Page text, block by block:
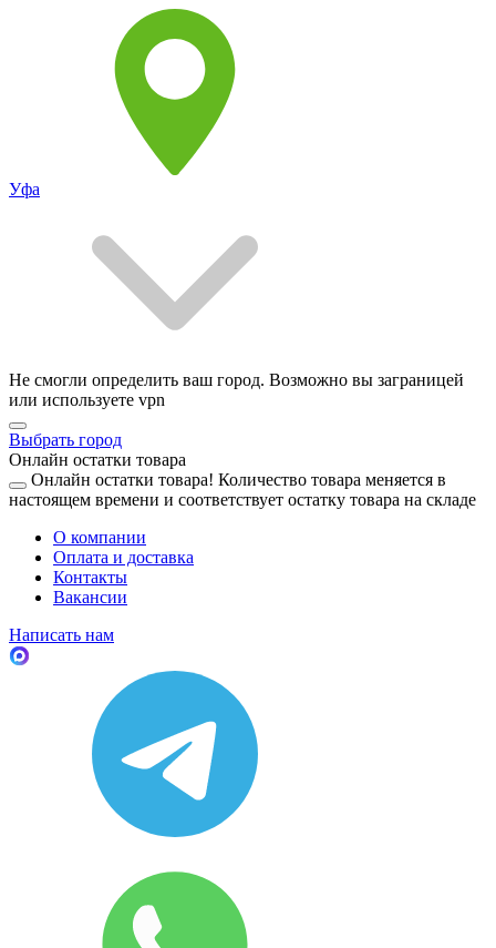
Уфа
Не смогли определить ваш город. Возможно вы заграницей
или используете vpn
Выбрать город
Онлайн остатки товара
Онлайн остатки товара! Количество товара меняется в
настоящем времени и соответствует остатку товара на складе
О компании
Оплата и доставка
Контакты
Вакансии
Написать нам